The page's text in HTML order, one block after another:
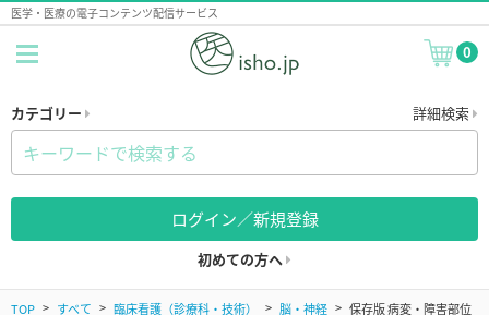
医学・医療の電子コンテンツ配信サービス
0
カテゴリー 詳細検索
ログイン／新規登録
初めての方へ
TOP すべて 臨床看護（診療科・技術） 脳・神経
保存版 病変・障害部位